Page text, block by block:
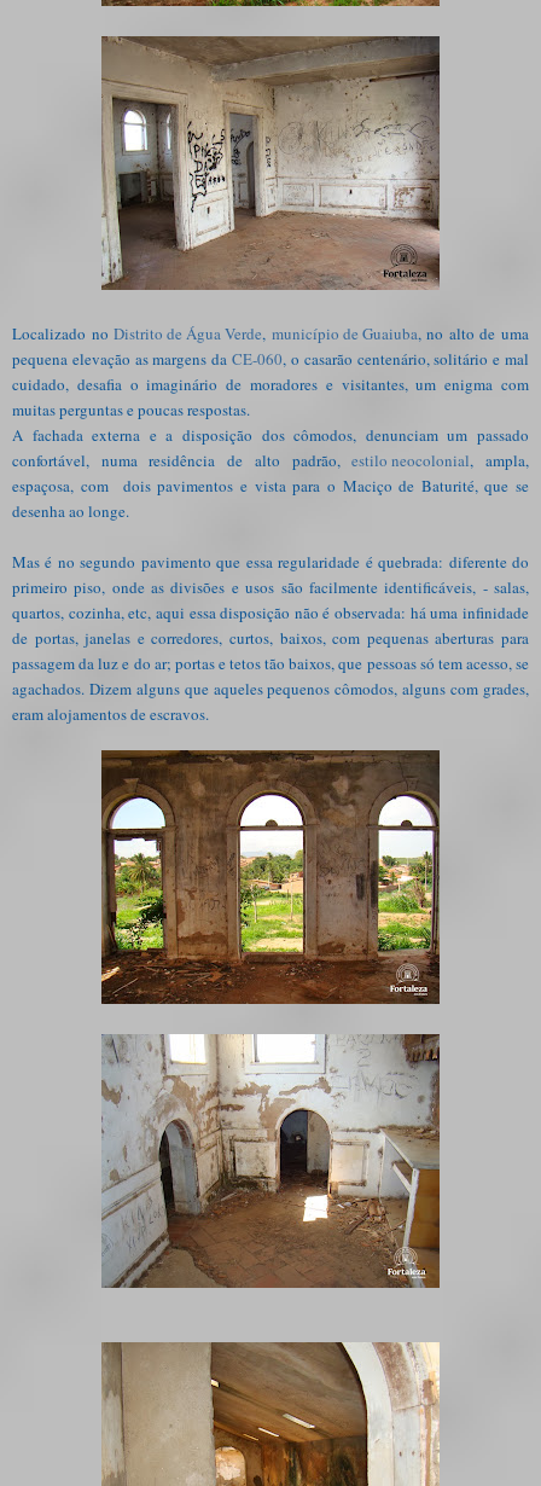
Localizado noDistrito de Água Verde, município de Guaiuba, no alto de uma
pequena elevação as margens daCE-060, o casarão centenário, solitário e mal
cuidado, desafia o imaginário de moradores e visitantes, um enigma com
muitas perguntas e poucas respostas.
A fachada externa e a disposição dos cômodos, denunciam um passado
confortável, numa residência de alto padrão,estilo neocolonial, ampla,
espaçosa, com dois pavimentos e vista para o Maciço de Baturité, que se
desenha ao longe.
Mas é no segundo pavimento que essa regularidade é quebrada: diferente do
primeiro piso, onde as divisões e usos são facilmente identificáveis, - salas,
quartos, cozinha, etc, aqui essa disposição não é observada: há uma infinidade
de portas, janelas e corredores, curtos, baixos, com pequenas aberturas para
passagem da luz e do ar; portas e tetos tão baixos, que pessoas só tem acesso, se
agachados. Dizem alguns que aqueles pequenos cômodos, alguns com grades,
eram alojamentos de escravos.